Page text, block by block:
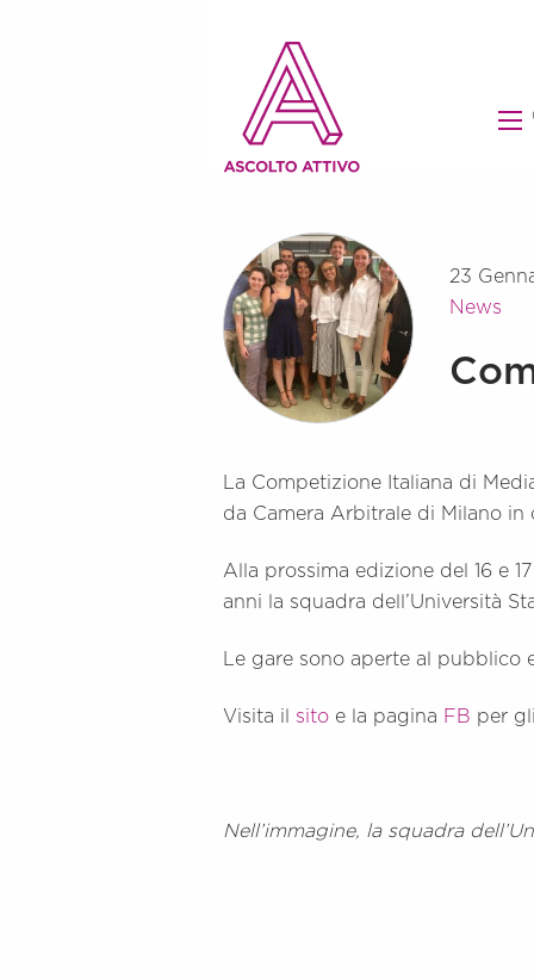
23
News
La Competizione Italiana di
da Camera Arbitrale di Milano in
Alla prossima edizione del 16 e
anni la squadra dell’Università
Le gare sono aperte al
Visita il sito e la pagina FB per
Nell’immagine, la squadra